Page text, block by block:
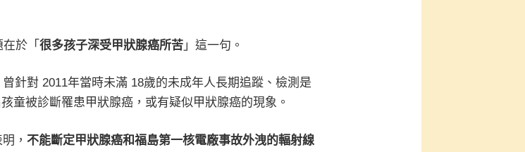
於「 很多孩子深受甲狀腺癌所苦 」這一句。
針對 2011年當時未滿 18歲的未成年人長期追蹤、檢測是
童被診斷罹患甲狀腺癌，或有疑似甲狀腺癌的現象。
， 不能斷定甲狀腺癌和福島第一核電廠事故外洩的輻射線